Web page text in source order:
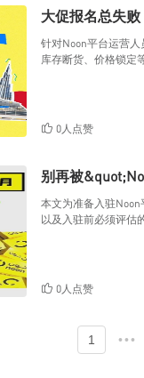
大促报名总失
针对Noon平台运营
库存断货、价格锁定
0人点赞
别再被
本文为准备入驻
以及入驻前必须评估
0人点赞
1 •••